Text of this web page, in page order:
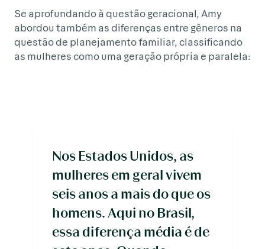
Se aprofundando à questão geracional, Amy
abordou também as diferenças entre gêneros na
questão de planejamento familiar, classificando
as mulheres como uma geração própria e paralela:
Nos Estados Unidos, as
mulheres em geral vivem
seis anos a mais do que os
homens. Aqui no Brasil,
essa diferença média é de